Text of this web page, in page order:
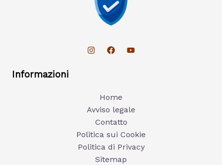
Informazioni
Home
Avviso legale
Contatto
Politica sui Cookie
Politica di Privacy
Sitemap